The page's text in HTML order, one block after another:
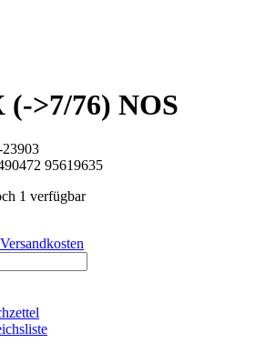
(->7/76) NOS
95619635
1 verfügbar
Versandkosten